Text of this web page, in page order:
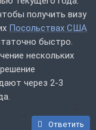
получить визу
Посольствах США
быстро.
нескольких
через 2-3
Ответить